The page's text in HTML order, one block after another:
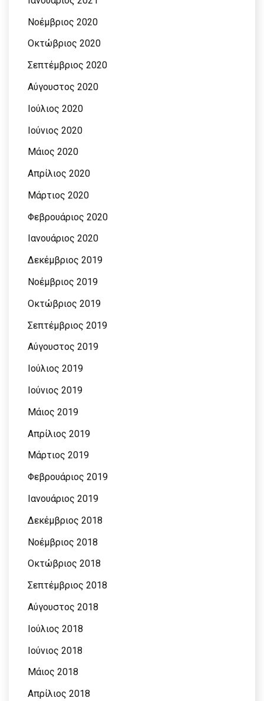
Νοέμβριος 2020
Οκτώβριος 2020
Σεπτέμβριος 2020
Αύγουστος 2020
Ιούλιος 2020
Ιούνιος 2020
Μάιος 2020
Απρίλιος 2020
Μάρτιος 2020
Φεβρουάριος 2020
Ιανουάριος 2020
Δεκέμβριος 2019
Νοέμβριος 2019
Οκτώβριος 2019
Σεπτέμβριος 2019
Αύγουστος 2019
Ιούλιος 2019
Ιούνιος 2019
Μάιος 2019
Απρίλιος 2019
Μάρτιος 2019
Φεβρουάριος 2019
Ιανουάριος 2019
Δεκέμβριος 2018
Νοέμβριος 2018
Οκτώβριος 2018
Σεπτέμβριος 2018
Αύγουστος 2018
Ιούλιος 2018
Ιούνιος 2018
Μάιος 2018
Απρίλιος 2018